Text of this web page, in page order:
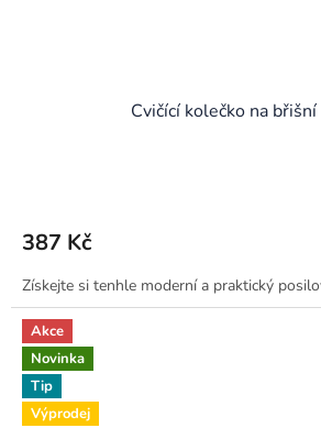
Cvičící kolečko na
387 Kč
Získejte si tenhle moderní a praktický
Akce
Novinka
Tip
Výprodej